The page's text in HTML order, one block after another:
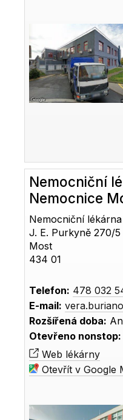
Nemocniční
Nemocnice
Nemocniční
J. E. Purkyně 270/5
Most
434 01
Telefon: 478 032
E-mail:
Rozšířená doba:
Otevřeno nonstop:
Web lékárny
Otevřít v Google